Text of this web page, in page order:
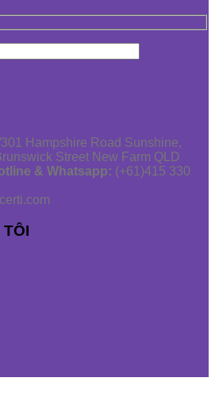
301 Hampshire Road Sunshine,
Street New Farm QLD
& Whatsapp: (+61)415 330
TÔI